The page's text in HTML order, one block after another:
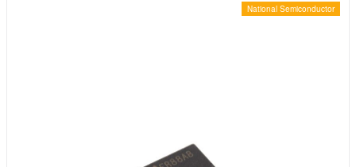
National Semiconductor